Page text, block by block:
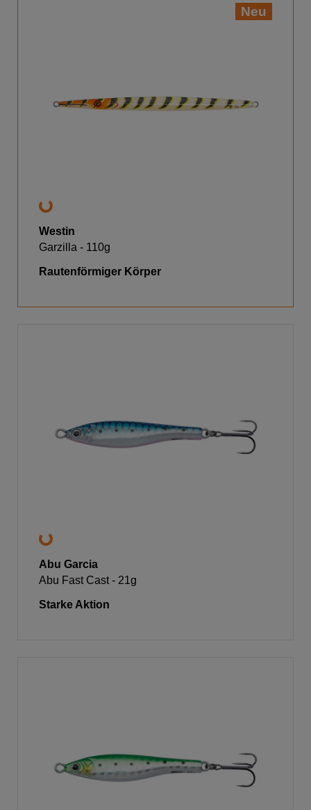
Neu
Westin
Garzilla - 110g
Rautenförmiger Körper
Abu Garcia
Abu Fast Cast - 21g
Starke Aktion